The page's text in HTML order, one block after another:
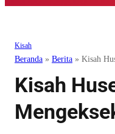
Kisah
Beranda » Berita » Kisah
Kisah